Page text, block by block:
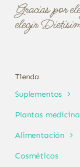
Gracias por
elegir
Tienda
Suplementos
Plantas
Alimentación
Cosméticos